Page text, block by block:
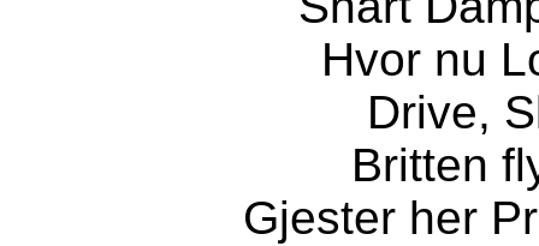
Hvor nu
Drive,
Britten
Gjester her